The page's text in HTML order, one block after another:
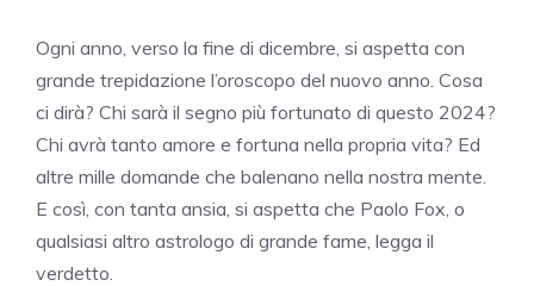
Ogni anno, verso la fine di dicembre, si aspetta con
grande trepidazione l’oroscopo del nuovo anno. Cosa
ci dirà? Chi sarà il segno più fortunato di questo 2024?
Chi avrà tanto amore e fortuna nella propria vita? Ed
altre mille domande che balenano nella nostra mente.
E così, con tanta ansia, si aspetta che Paolo Fox, o
qualsiasi altro astrologo di grande fame, legga il
verdetto.